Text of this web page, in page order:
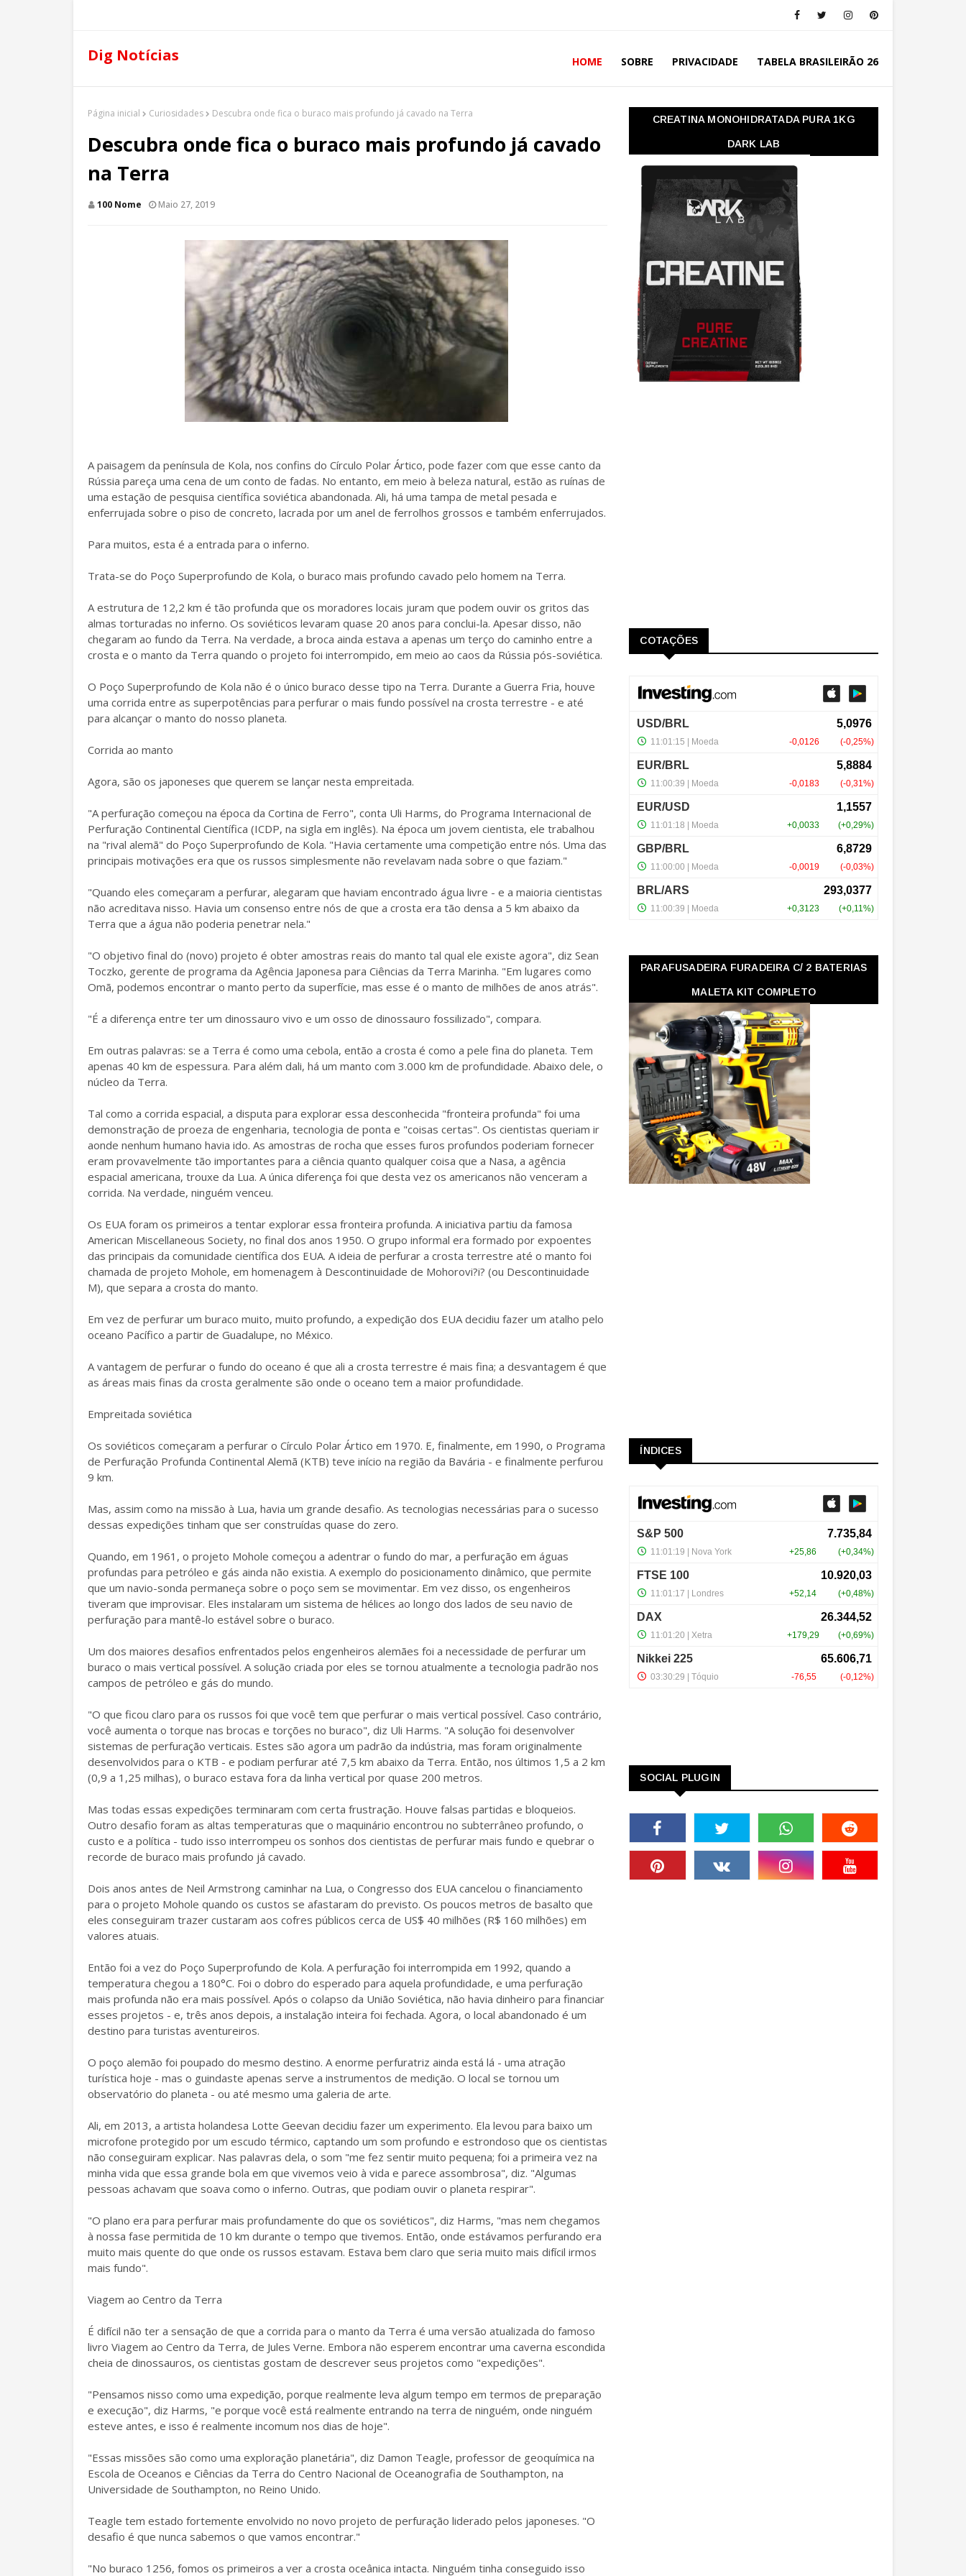
Dig Notícias HOME SOBRE PRIVACIDADE TABELA BRASILEIRÃO 26
Página inicial Curiosidades Descubra onde fica o buraco mais profundo já cavado na Terra
Descubra onde fica o buraco mais profundo já cavado
na Terra
100 Nome Maio 27, 2019
A paisagem da península de Kola, nos confins do Círculo Polar Ártico, pode fazer com que esse canto da
Rússia pareça uma cena de um conto de fadas. No entanto, em meio à beleza natural, estão as ruínas de
uma estação de pesquisa científica soviética abandonada. Ali, há uma tampa de metal pesada e
enferrujada sobre o piso de concreto, lacrada por um anel de ferrolhos grossos e também enferrujados.
Para muitos, esta é a entrada para o inferno.
Trata-se do Poço Superprofundo de Kola, o buraco mais profundo cavado pelo homem na Terra.
A estrutura de 12,2 km é tão profunda que os moradores locais juram que podem ouvir os gritos das
almas torturadas no inferno. Os soviéticos levaram quase 20 anos para conclui-la. Apesar disso, não
chegaram ao fundo da Terra. Na verdade, a broca ainda estava a apenas um terço do caminho entre a
crosta e o manto da Terra quando o projeto foi interrompido, em meio ao caos da Rússia pós-soviética.
O Poço Superprofundo de Kola não é o único buraco desse tipo na Terra. Durante a Guerra Fria, houve
uma corrida entre as superpotências para perfurar o mais fundo possível na crosta terrestre - e até
para alcançar o manto do nosso planeta.
Corrida ao manto
Agora, são os japoneses que querem se lançar nesta empreitada.
"A perfuração começou na época da Cortina de Ferro", conta Uli Harms, do Programa Internacional de
Perfuração Continental Científica (ICDP, na sigla em inglês). Na época um jovem cientista, ele trabalhou
na "rival alemã" do Poço Superprofundo de Kola. "Havia certamente uma competição entre nós. Uma das
principais motivações era que os russos simplesmente não revelavam nada sobre o que faziam."
"Quando eles começaram a perfurar, alegaram que haviam encontrado água livre - e a maioria cientistas
não acreditava nisso. Havia um consenso entre nós de que a crosta era tão densa a 5 km abaixo da
Terra que a água não poderia penetrar nela."
"O objetivo final do (novo) projeto é obter amostras reais do manto tal qual ele existe agora", diz Sean
Toczko, gerente de programa da Agência Japonesa para Ciências da Terra Marinha. "Em lugares como
Omã, podemos encontrar o manto perto da superfície, mas esse é o manto de milhões de anos atrás".
"É a diferença entre ter um dinossauro vivo e um osso de dinossauro fossilizado", compara.
Em outras palavras: se a Terra é como uma cebola, então a crosta é como a pele fina do planeta. Tem
apenas 40 km de espessura. Para além dali, há um manto com 3.000 km de profundidade. Abaixo dele, o
núcleo da Terra.
Tal como a corrida espacial, a disputa para explorar essa desconhecida "fronteira profunda" foi uma
demonstração de proeza de engenharia, tecnologia de ponta e "coisas certas". Os cientistas queriam ir
aonde nenhum humano havia ido. As amostras de rocha que esses furos profundos poderiam fornecer
eram provavelmente tão importantes para a ciência quanto qualquer coisa que a Nasa, a agência
espacial americana, trouxe da Lua. A única diferença foi que desta vez os americanos não venceram a
corrida. Na verdade, ninguém venceu.
Os EUA foram os primeiros a tentar explorar essa fronteira profunda. A iniciativa partiu da famosa
American Miscellaneous Society, no final dos anos 1950. O grupo informal era formado por expoentes
das principais da comunidade científica dos EUA. A ideia de perfurar a crosta terrestre até o manto foi
chamada de projeto Mohole, em homenagem à Descontinuidade de Mohorovi?i? (ou Descontinuidade
M), que separa a crosta do manto.
Em vez de perfurar um buraco muito, muito profundo, a expedição dos EUA decidiu fazer um atalho pelo
oceano Pacífico a partir de Guadalupe, no México.
A vantagem de perfurar o fundo do oceano é que ali a crosta terrestre é mais fina; a desvantagem é que
as áreas mais finas da crosta geralmente são onde o oceano tem a maior profundidade.
Empreitada soviética
Os soviéticos começaram a perfurar o Círculo Polar Ártico em 1970. E, finalmente, em 1990, o Programa
de Perfuração Profunda Continental Alemã (KTB) teve início na região da Bavária - e finalmente perfurou
9 km.
Mas, assim como na missão à Lua, havia um grande desafio. As tecnologias necessárias para o sucesso
dessas expedições tinham que ser construídas quase do zero.
Quando, em 1961, o projeto Mohole começou a adentrar o fundo do mar, a perfuração em águas
profundas para petróleo e gás ainda não existia. A exemplo do posicionamento dinâmico, que permite
que um navio-sonda permaneça sobre o poço sem se movimentar. Em vez disso, os engenheiros
tiveram que improvisar. Eles instalaram um sistema de hélices ao longo dos lados de seu navio de
perfuração para mantê-lo estável sobre o buraco.
Um dos maiores desafios enfrentados pelos engenheiros alemães foi a necessidade de perfurar um
buraco o mais vertical possível. A solução criada por eles se tornou atualmente a tecnologia padrão nos
campos de petróleo e gás do mundo.
"O que ficou claro para os russos foi que você tem que perfurar o mais vertical possível. Caso contrário,
você aumenta o torque nas brocas e torções no buraco", diz Uli Harms. "A solução foi desenvolver
sistemas de perfuração verticais. Estes são agora um padrão da indústria, mas foram originalmente
desenvolvidos para o KTB - e podiam perfurar até 7,5 km abaixo da Terra. Então, nos últimos 1,5 a 2 km
(0,9 a 1,25 milhas), o buraco estava fora da linha vertical por quase 200 metros.
Mas todas essas expedições terminaram com certa frustração. Houve falsas partidas e bloqueios.
Outro desafio foram as altas temperaturas que o maquinário encontrou no subterrâneo profundo, o
custo e a política - tudo isso interrompeu os sonhos dos cientistas de perfurar mais fundo e quebrar o
recorde de buraco mais profundo já cavado.
Dois anos antes de Neil Armstrong caminhar na Lua, o Congresso dos EUA cancelou o financiamento
para o projeto Mohole quando os custos se afastaram do previsto. Os poucos metros de basalto que
eles conseguiram trazer custaram aos cofres públicos cerca de US$ 40 milhões (R$ 160 milhões) em
valores atuais.
Então foi a vez do Poço Superprofundo de Kola. A perfuração foi interrompida em 1992, quando a
temperatura chegou a 180°C. Foi o dobro do esperado para aquela profundidade, e uma perfuração
mais profunda não era mais possível. Após o colapso da União Soviética, não havia dinheiro para financiar
esses projetos - e, três anos depois, a instalação inteira foi fechada. Agora, o local abandonado é um
destino para turistas aventureiros.
O poço alemão foi poupado do mesmo destino. A enorme perfuratriz ainda está lá - uma atração
turística hoje - mas o guindaste apenas serve a instrumentos de medição. O local se tornou um
observatório do planeta - ou até mesmo uma galeria de arte.
Ali, em 2013, a artista holandesa Lotte Geevan decidiu fazer um experimento. Ela levou para baixo um
microfone protegido por um escudo térmico, captando um som profundo e estrondoso que os cientistas
não conseguiram explicar. Nas palavras dela, o som "me fez sentir muito pequena; foi a primeira vez na
minha vida que essa grande bola em que vivemos veio à vida e parece assombrosa", diz. "Algumas
pessoas achavam que soava como o inferno. Outras, que podiam ouvir o planeta respirar".
"O plano era para perfurar mais profundamente do que os soviéticos", diz Harms, "mas nem chegamos
à nossa fase permitida de 10 km durante o tempo que tivemos. Então, onde estávamos perfurando era
muito mais quente do que onde os russos estavam. Estava bem claro que seria muito mais difícil irmos
mais fundo".
Viagem ao Centro da Terra
É difícil não ter a sensação de que a corrida para o manto da Terra é uma versão atualizada do famoso
livro Viagem ao Centro da Terra, de Jules Verne. Embora não esperem encontrar uma caverna escondida
cheia de dinossauros, os cientistas gostam de descrever seus projetos como "expedições".
"Pensamos nisso como uma expedição, porque realmente leva algum tempo em termos de preparação
e execução", diz Harms, "e porque você está realmente entrando na terra de ninguém, onde ninguém
esteve antes, e isso é realmente incomum nos dias de hoje".
"Essas missões são como uma exploração planetária", diz Damon Teagle, professor de geoquímica na
Escola de Oceanos e Ciências da Terra do Centro Nacional de Oceanografia de Southampton, na
Universidade de Southampton, no Reino Unido.
Teagle tem estado fortemente envolvido no novo projeto de perfuração liderado pelos japoneses. "O
desafio é que nunca sabemos o que vamos encontrar."
"No buraco 1256, fomos os primeiros a ver a crosta oceânica intacta. Ninguém tinha conseguido isso
CREATINA MONOHIDRATADA PURA 1KG
DARK LAB
COTAÇÕES
PARAFUSADEIRA FURADEIRA C/ 2 BATERIAS
MALETA KIT COMPLETO
ÍNDICES
SOCIAL PLUGIN